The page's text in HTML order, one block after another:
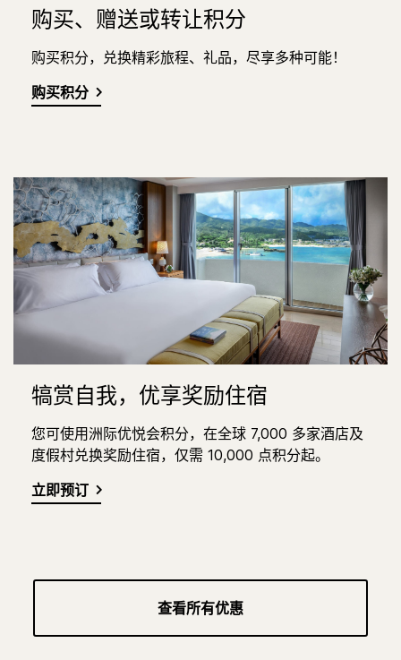
购买、赠送或转让积分
购买积分，兑换精彩旅程、礼品，尽享多种可能！
购买积分
犒赏自我，优享奖励住宿
您可使用洲际优悦会积分，在全球 7,000 多家酒店及
度假村兑换奖励住宿，仅需 10,000 点积分起。
立即预订
查看所有优惠